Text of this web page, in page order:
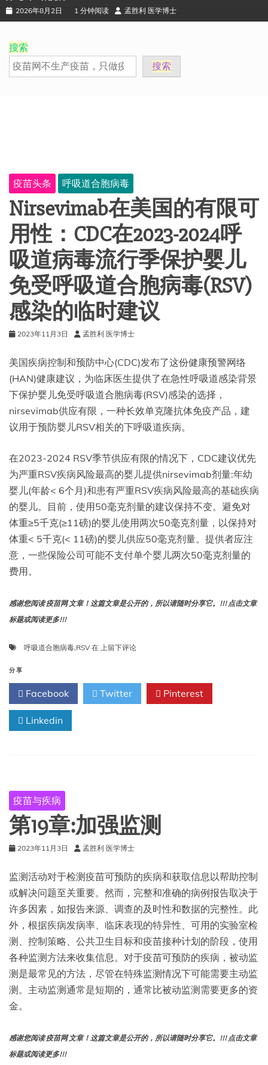
2026年8月2日 1 分钟阅读 孟胜利 医学博士
搜索
搜索
疫苗头条 呼吸道合胞病毒
Nirsevimab在美国的有限可
用性：CDC在2023-2024呼
吸道病毒流行季保护婴儿
免受呼吸道合胞病毒(RSV)
感染的临时建议
2023年11月3日 孟胜利 医学博士
美国疾病控制和预防中心(CDC)发布了这份健康预警网络
(HAN)健康建议，为临床医生提供了在急性呼吸道感染背景
下保护婴儿免受呼吸道合胞病毒(RSV)感染的选择，
nirsevimab供应有限，一种长效单克隆抗体免疫产品，建
议用于预防婴儿RSV相关的下呼吸道疾病。
在2023-2024 RSV季节供应有限的情况下，CDC建议优先
为严重RSV疾病风险最高的婴儿提供nirsevimab剂量:年幼
婴儿(年龄< 6个月)和患有严重RSV疾病风险最高的基础疾病
的婴儿。目前，使用50毫克剂量的建议保持不变。避免对
体重≥5千克(≥11磅)的婴儿使用两次50毫克剂量，以保持对
体重< 5千克(< 11磅)的婴儿供应50毫克剂量。提供者应注
意，一些保险公司可能不支付单个婴儿两次50毫克剂量的
费用。
感谢您阅读 疫苗网 文章！这篇文章是公开的，所以请随时分享它。!!! 点击文章
标题或阅读更多!!!
呼吸道合胞病毒,RSV 在 Nirsevimab
国
的
有
呼
吸
道
病
流
季
保
护
儿
免
受
呼
吸
病
上留下评论
分享
Facebook Twitter Pinterest
Linkedin
疫苗与疾病
第19章:加强监测
2023年11月3日 孟胜利 医学博士
监测活动对于检测疫苗可预防的疾病和获取信息以帮助控制
或解决问题至关重要。然而，完整和准确的病例报告取决于
许多因素，如报告来源、调查的及时性和数据的完整性。此
外，根据疾病发病率、临床表现的特异性、可用的实验室检
测、控制策略、公共卫生目标和疫苗接种计划的阶段，使用
各种监测方法来收集信息。对于疫苗可预防的疾病，被动监
测是最常见的方法，尽管在特殊监测情况下可能需要主动监
测。主动监测通常是短期的，通常比被动监测需要更多的资
金。
感谢您阅读 疫苗网 文章！这篇文章是公开的，所以请随时分享它。!!! 点击文章
标题或阅读更多!!!